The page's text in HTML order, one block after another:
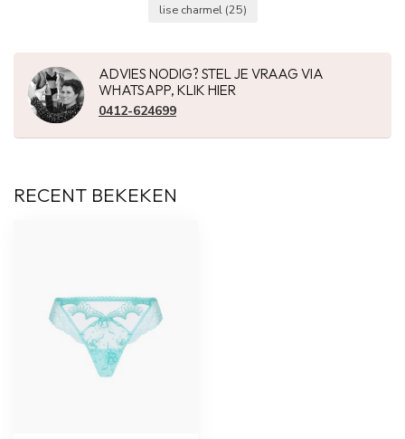
lise charmel (25)
ADVIES NODIG? STEL JE VRAAG VIA
WHATSAPP, KLIK HIER
0412-624699
RECENT BEKEKEN